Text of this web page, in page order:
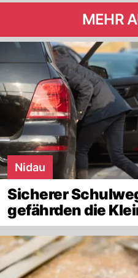
MEHR
Nidau
Sicherer
gefährden die